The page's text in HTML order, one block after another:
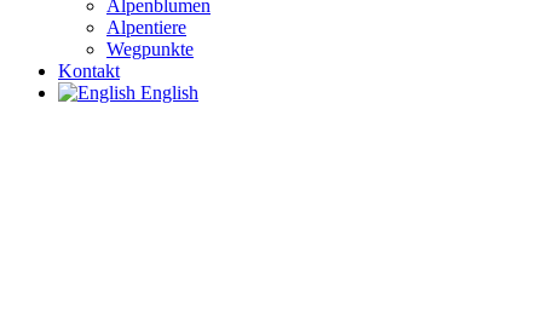
Alpenblumen
Alpentiere
Wegpunkte
Kontakt
English